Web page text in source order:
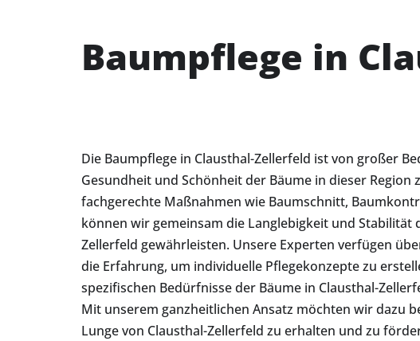
Baumpflege in
Die Baumpflege in Clausthal-Zellerfeld ist von großer
Gesundheit und Schönheit der Bäume in dieser Region
fachgerechte Maßnahmen wie Baumschnitt,
können wir gemeinsam die Langlebigkeit und Stabilität
Zellerfeld gewährleisten. Unsere Experten verfügen
die Erfahrung, um individuelle Pflegekonzepte zu
spezifischen Bedürfnisse der Bäume in Clausthal-
Mit unserem ganzheitlichen Ansatz möchten wir dazu
Lunge von Clausthal-Zellerfeld zu erhalten und zu